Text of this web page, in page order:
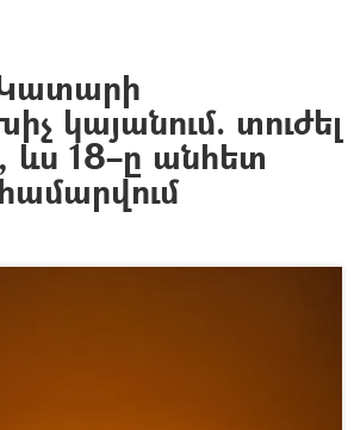
Կատարի
կայանում. տուժել
ևս 18–ը անհետ